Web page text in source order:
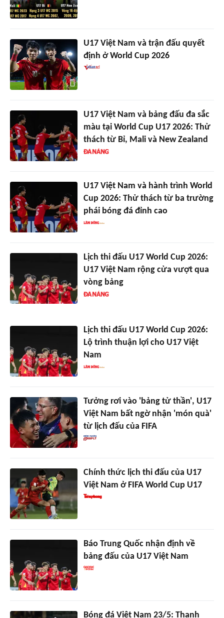
U17 Việt Nam và trận đấu quyết
định ở World Cup 2026
U17 Việt Nam và bảng đấu đa sắc
màu tại World Cup U17 2026: Thử
thách từ Bỉ, Mali và New Zealand
U17 Việt Nam và hành trình World
Cup 2026: Thử thách từ ba trường
phái bóng đá đỉnh cao
Lịch thi đấu U17 World Cup 2026:
U17 Việt Nam rộng cửa vượt qua
vòng bảng
Lịch thi đấu U17 World Cup 2026:
Lộ trình thuận lợi cho U17 Việt
Nam
Tưởng rơi vào 'bảng tử thần', U17
Việt Nam bất ngờ nhận 'món quà'
từ lịch đấu của FIFA
Chính thức lịch thi đấu của U17
Việt Nam ở FIFA World Cup U17
Báo Trung Quốc nhận định về
bảng đấu của U17 Việt Nam
Bóng đá Việt Nam 23/5: Thanh